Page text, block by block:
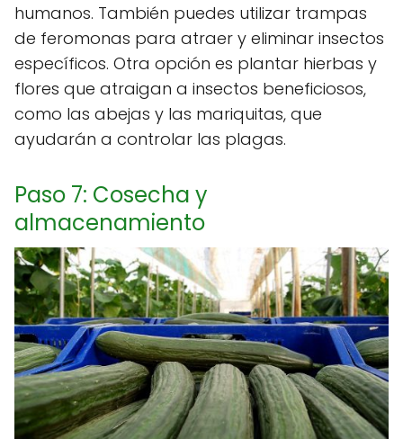
humanos. También puedes utilizar trampas
de feromonas para atraer y eliminar insectos
específicos. Otra opción es plantar hierbas y
flores que atraigan a insectos beneficiosos,
como las abejas y las mariquitas, que
ayudarán a controlar las plagas.
Paso 7: Cosecha y
almacenamiento